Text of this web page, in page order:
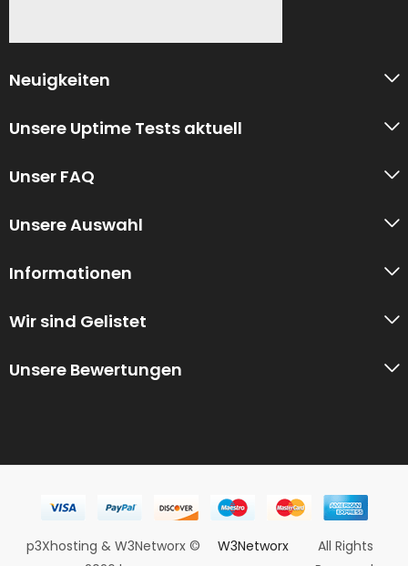
Neuigkeiten
Unsere Uptime Tests aktuell
Unser FAQ
Unsere Auswahl
Informationen
Wir sind Gelistet
Unsere Bewertungen
p3Xhosting & W3Networx ©
W3Networx
All Rights